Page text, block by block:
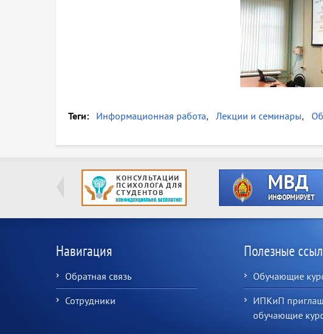
Теги Информационная работа Лекции и семинары
Навигация
Обратная связь
Сотрудники
Полезные
Обучающие
ИПКиП
обучающие